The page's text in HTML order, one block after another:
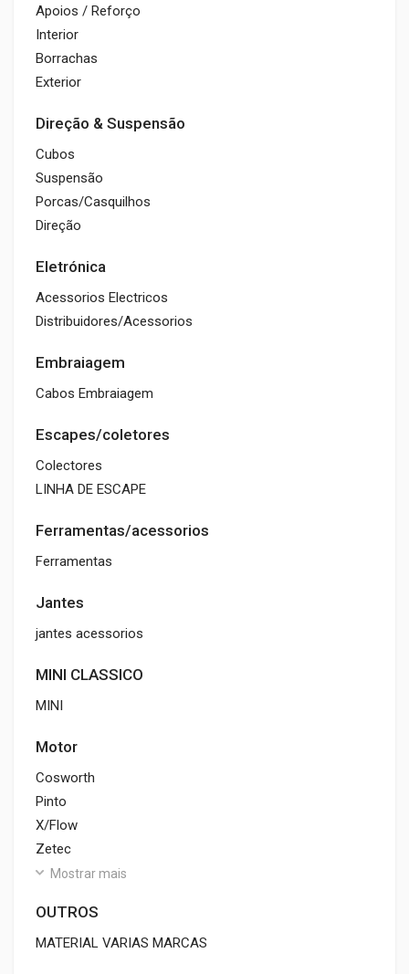
Apoios / Reforço
Interior
Borrachas
Exterior
Direção & Suspensão
Cubos
Suspensão
Porcas/Casquilhos
Direção
Eletrónica
Acessorios Electricos
Distribuidores/Acessorios
Embraiagem
Cabos Embraiagem
Escapes/coletores
Colectores
LINHA DE ESCAPE
Ferramentas/acessorios
Ferramentas
Jantes
jantes acessorios
MINI CLASSICO
MINI
Motor
Cosworth
Pinto
X/Flow
Zetec
Mostrar mais
OUTROS
MATERIAL VARIAS MARCAS